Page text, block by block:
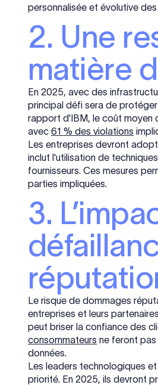
personnalisée et évolutive
2. Une
matière
En 2025, avec des
principal défi sera de
rapport d'IBM, le coût moyen
avec 61 % des violations
Les entreprises devront
inclut l'utilisation de
fournisseurs. Ces mesures
parties impliquées.
3.
Le risque de dommages
entreprises et leurs
peut briser la confiance des
consommateurs ne feront
données.
Les leaders technologiques
priorité. En 2025, ils devront